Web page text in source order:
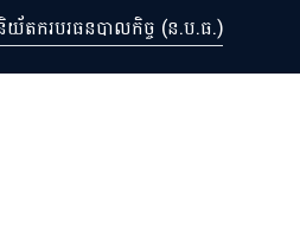
យ័តករបរធនបាលកិច្ច (ន.ប.ធ.)